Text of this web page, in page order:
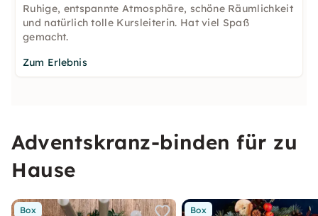
Ruhige, entspannte Atmosphäre, schöne Räumlichkeit
und natürlich tolle Kursleiterin. Hat viel Spaß
gemacht.
Zum Erlebnis
Adventskranz-binden für zu
Hause
Box Box